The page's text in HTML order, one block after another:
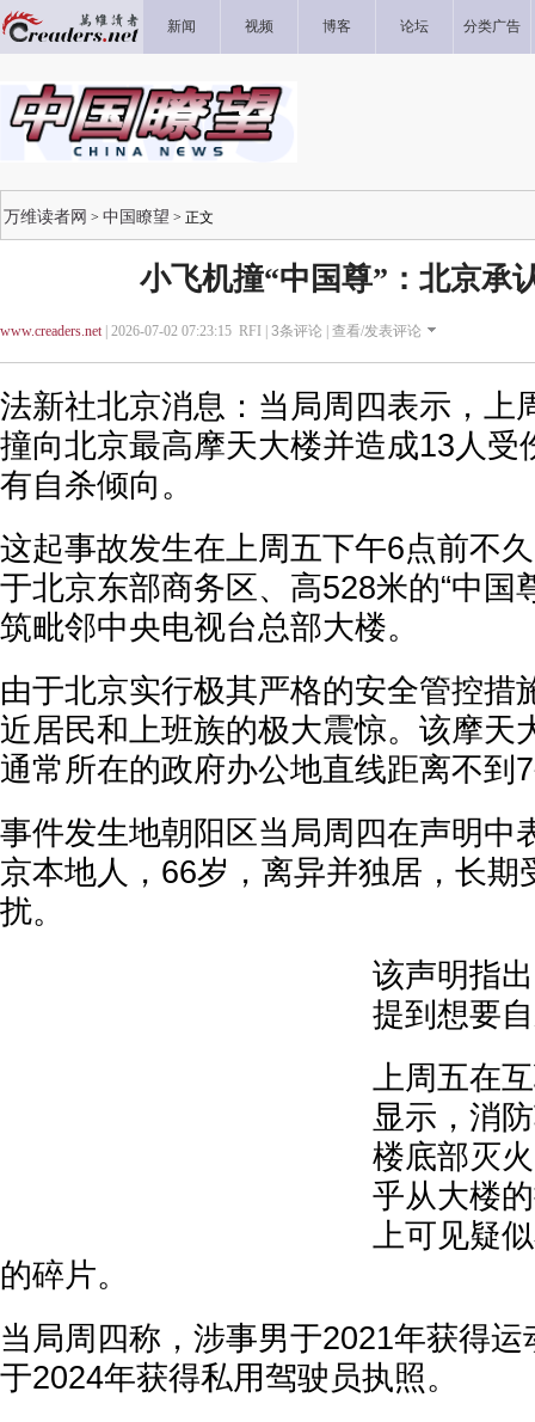
新闻 视频 博客 论坛 分类广告
万维读者网 > 中国瞭望 > 正文
小飞机撞“中国尊”：北京承
www.creaders.net| 2026-07-02 07:23:15 RFI | 3条评论 | 查看/发表评论
法新社北京消息：当局周四表示，上
撞向北京最高摩天大楼并造成13人受
有自杀倾向。
这起事故发生在上周五下午6点前不
于北京东部商务区、高528米的“中国
筑毗邻中央电视台总部大楼。
由于北京实行极其严格的安全管控措
近居民和上班族的极大震惊。该摩天
通常所在的政府办公地直线距离不到
事件发生地朝阳区当局周四在声明中
京本地人，66岁，离异并独居，长期
扰。
该声明指
提到想要
上周五在
显示，消
楼底部灭
乎从大楼
上可见疑
的碎片。
当局周四称，涉事男于2021年获得
于2024年获得私用驾驶员执照。